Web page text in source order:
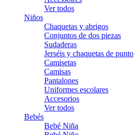
Ver todos
Niños
Chaquetas y abrigos
Conjuntos de dos piezas
Sudaderas
Jerséis y chaquetas de punto
Camisetas
Camisas
Pantalones
Uniformes escolares
Accesorios
Ver todos
Bebés
Bebé Niña